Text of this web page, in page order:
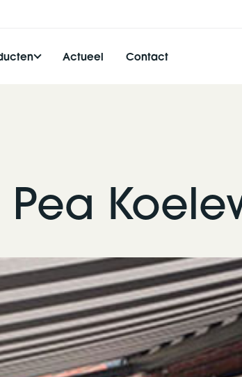
Actueel Contact